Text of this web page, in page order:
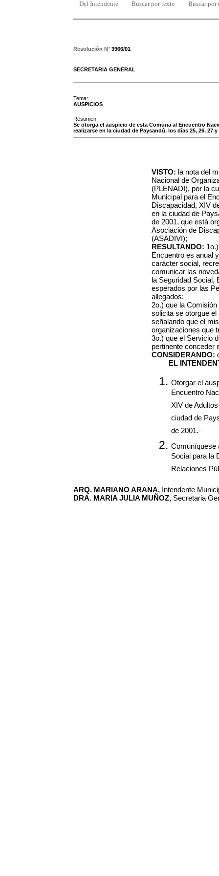
Del Intendente Buscar por texto Buscar por
Resolución N° 3966/01
SECRETARIA GENERAL
Tema:
AUSPICIOS
Resumen:
Se otorga el auspicio de esta Comuna al Encuentro
realizarse en la ciudad de Paysandú, los días 25, 26, 27
VISTO: la nota del
Nacional de
(PLENADI), por la
Municipal para el
Discapacidad, XIV
en la ciudad de
de 2001, que está
Asociación de
(ASADIVI);
RESULTANDO:
Encuentro es anual
carácter social,
comunicar las
la Seguridad Social,
esperados por las
allegados;
2o.) que la
solicita se otorgue
señalando que el
organizaciones que
3o.) que el Servicio
pertinente conceder
CONSIDERANDO:
EL
Otorgar el
Encuentro
XIV de
ciudad de
de 2001.-
Comuníquese
Social para la
Relaciones
ARQ. MARIANO ARANA, Intendente
DRA. MARIA JULIA MUÑOZ, Secretaria